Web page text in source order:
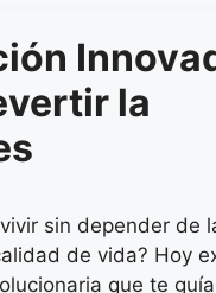
la
sin depender de
de vida? Hoy
que te